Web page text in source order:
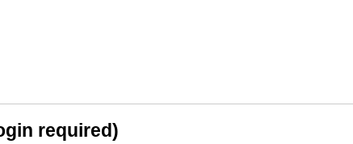
required)